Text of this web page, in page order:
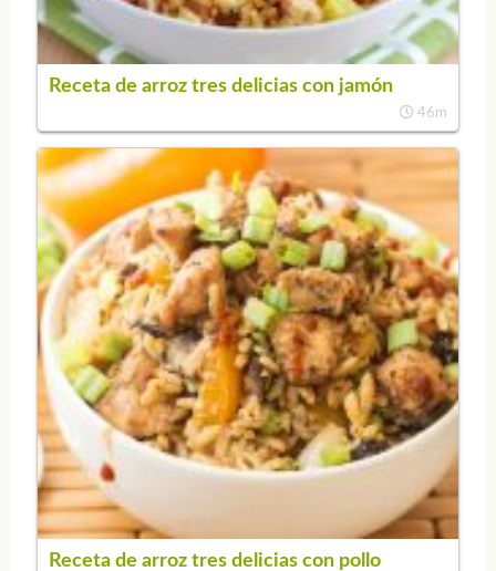
Receta de arroz tres delicias con jamón
46m
Receta de arroz tres delicias con pollo